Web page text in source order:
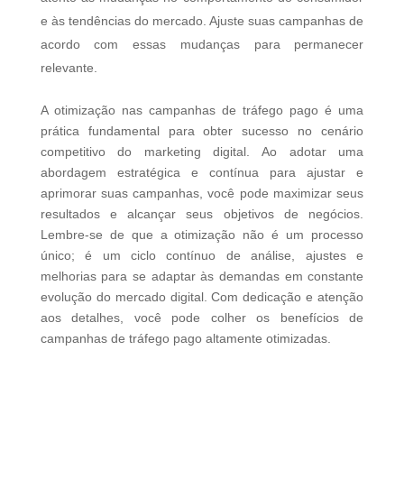
e às tendências do mercado. Ajuste suas campanhas de
acordo com essas mudanças para permanecer
relevante.
A otimização nas campanhas de tráfego pago é uma
prática fundamental para obter sucesso no cenário
competitivo do marketing digital. Ao adotar uma
abordagem estratégica e contínua para ajustar e
aprimorar suas campanhas, você pode maximizar seus
resultados e alcançar seus objetivos de negócios.
Lembre-se de que a otimização não é um processo
único; é um ciclo contínuo de análise, ajustes e
melhorias para se adaptar às demandas em constante
evolução do mercado digital. Com dedicação e atenção
aos detalhes, você pode colher os benefícios de
campanhas de tráfego pago altamente otimizadas.